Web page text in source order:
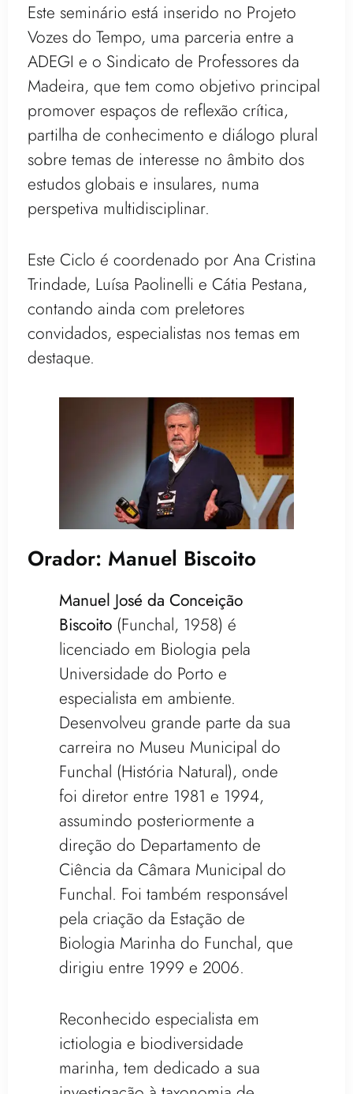
Este seminário está inserido no Projeto
Vozes do Tempo, uma parceria entre a
ADEGI e o Sindicato de Professores da
Madeira, que tem como objetivo principal
promover espaços de reflexão crítica,
partilha de conhecimento e diálogo plural
sobre temas de interesse no âmbito dos
estudos globais e insulares, numa
perspetiva multidisciplinar.
Este Ciclo é coordenado por Ana Cristina
Trindade, Luísa Paolinelli e Cátia Pestana,
contando ainda com preletores
convidados, especialistas nos temas em
destaque.
Orador: Manuel Biscoito
Manuel José da Conceição
Biscoito (Funchal, 1958) é
licenciado em Biologia pela
Universidade do Porto e
especialista em ambiente.
Desenvolveu grande parte da sua
carreira no Museu Municipal do
Funchal (História Natural), onde
foi diretor entre 1981 e 1994,
assumindo posteriormente a
direção do Departamento de
Ciência da Câmara Municipal do
Funchal. Foi também responsável
pela criação da Estação de
Biologia Marinha do Funchal, que
dirigiu entre 1999 e 2006.
Reconhecido especialista em
ictiologia e biodiversidade
marinha, tem dedicado a sua